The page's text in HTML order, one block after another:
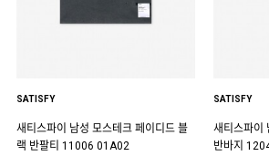
SATISFY
새티스파이 남성 모스테크 페이디드 블
랙 반팔티 11006 01A02
SATISFY
새티스파이
반바지